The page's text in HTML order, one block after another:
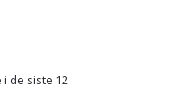
de siste 12